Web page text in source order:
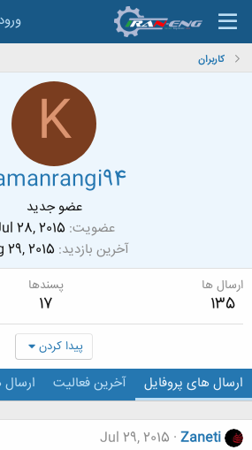
ورود
کاربران
K
عضو جدید
عضویت 28, 2015
آخرین بازدید 29, 2015
ارسال ها
135
پسندها
17
پیدا کردن
ارسال های پروفایل آخرین فعالیت ارسال
Zaneti
Jul 29, 2015